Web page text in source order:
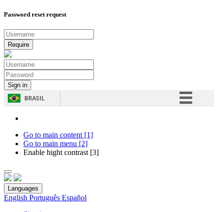
Password reset request
BRASIL
Go to main content [1]
Go to main menu [2]
Enable hight contrast [3]
Languages
English Português Español